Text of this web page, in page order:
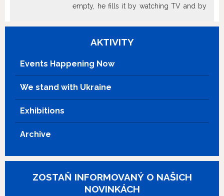
empty, he fills it by watching TV and by
across the street, which he considers the
model of happiness. First he only
observes them, but with time he wants to
aren’t what they appear from a distance.
AKTIVITY
Events Happening Now
We stand with Ukraine
Exhibitions
Archive
ZOSTAŇ INFORMOVANÝ O NAŠICH
NOVINKÁCH